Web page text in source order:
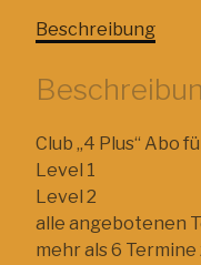
Beschreibung
Club „4 Plus“ Abo
Level 1
Level 2
alle angebotenen
mehr als 6